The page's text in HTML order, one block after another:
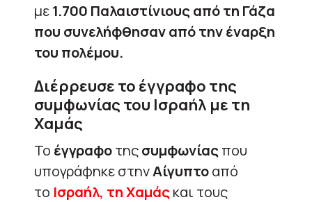
με1.700 Παλαιστίνιους από τη Γάζα
που συνελήφθησαν από την έναρξη
του πολέμου.
Διέρρευσε το έγγραφο της
συμφωνίας του Ισραήλ με τη
Χαμάς
Το έγγραφοτηςσυμφωνίαςπου
υπογράφηκε στηνΑίγυπτοαπό
το Ισραήλ, τη Χαμάςκαι τους